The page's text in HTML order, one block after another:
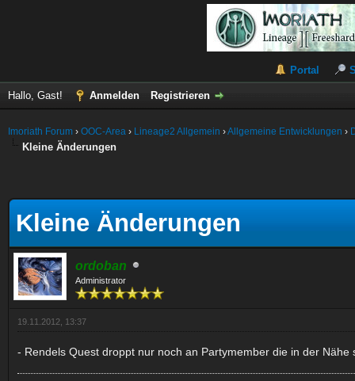
Portal
Hallo, Gast! Anmelden Registrieren
Imoriath Forum › OOC-Area › Lineage2 Allgemein ›Allgemeine Entwicklungen ›
Kleine Änderungen
Kleine Änderungen
ordoban
Administrator
19.11.2012, 13:37
- Rendels Quest droppt nur noch an Partymember die in der Nähe